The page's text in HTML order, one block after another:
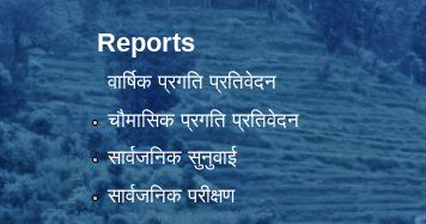
Reports
वार्षिक प्रगति प्रतिवेदन
चौमासिक प्रगति प्रतिवेदन
सार्वजनिक सुनुवाई
सार्वजनिक परीक्षण